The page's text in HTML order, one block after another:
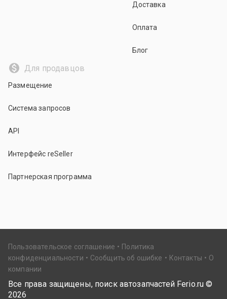
Доставка
Оплата
Блог
Для продавцов
Размещение
Система запросов
API
Интерфейс reSeller
Партнерская программа
Пользовательское соглашение
Политика
конфиденциальности
Сообщить об ошибке Контакты
О
компании
Все права защищены, поиск автозапчастей Ferio.ru ©
2026